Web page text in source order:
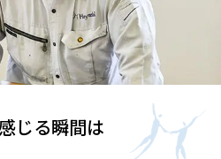
じる瞬間は